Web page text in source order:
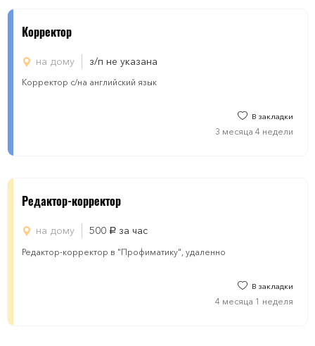
Корректор
на дому з/п не указана
Корректор с/на английский язык
В закладки
3 месяца 4 недели
Редактор-корректор
на дому 500 руб. за час
Редактор-корректор в "Профиматику", удаленно
В закладки
4 месяца 1 неделя